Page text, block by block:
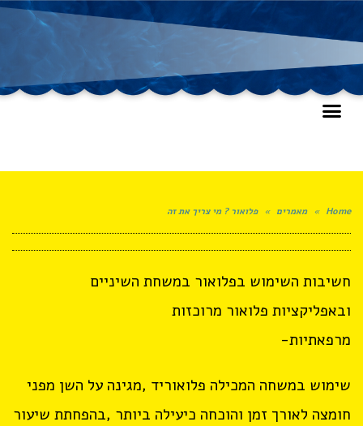
Home
» מאמרים » פלואור ? מי צריך את זה
חשיבות השימוש בפלואור במשחת השיניים
ובאפליקציות פלואור מרוכזות
מרפאתיות-
שימוש במשחה המכילה פלואוריד ,מגינה על השן מפני
חומצה לאורך זמן והוכחה כיעילה ביותר ,בהפחתת שיעור